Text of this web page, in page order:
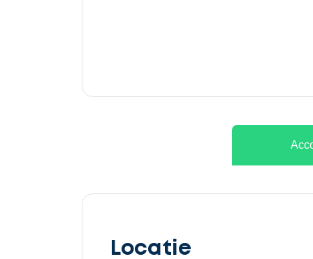
Locatie